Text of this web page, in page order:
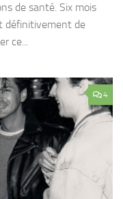
de santé. Six mois
définitivement de
ce...
4